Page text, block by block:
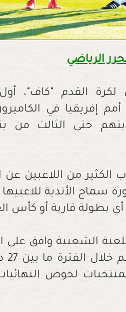
الرياضي
لكرة القدم "كاف"،
إفريقيا في
حتى الثالث من
من اللاعبين عن
سماح الأندية
للعبة الشعبية وافق
لخوض